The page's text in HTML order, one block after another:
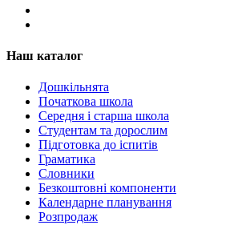
Наш каталог
Дошкільнята
Початкова школа
Середня і старша школа
Студентам та дорослим
Підготовка до іспитів
Граматика
Словники
Безкоштовні компоненти
Календарне планування
Розпродаж